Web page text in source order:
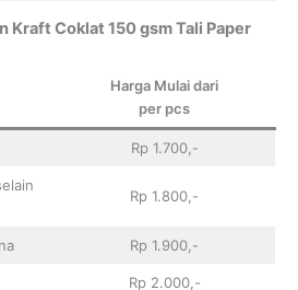
Kraft Coklat 150 gsm Tali Paper
Harga Mulai dari
per pcs
Rp 1.700,-
Rp 1.800,-
Rp 1.900,-
Rp 2.000,-